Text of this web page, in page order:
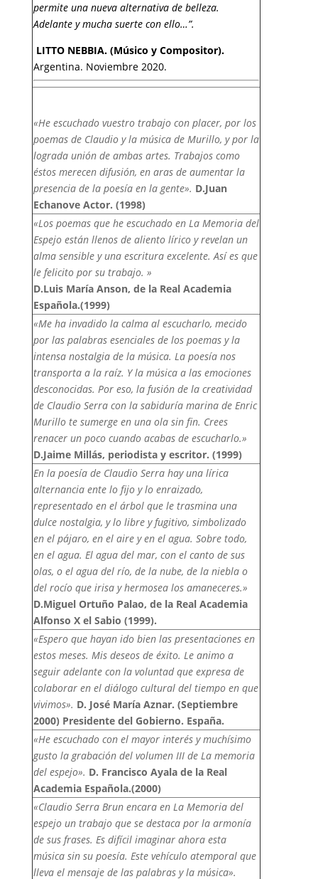
permite una nueva alternativa de belleza.
Adelante y mucha suerte con ello…”.
LITTO NEBBIA. (Músico y Compositor).
Argentina. Noviembre 2020.
«He escuchado vuestro trabajo con placer, por los
poemas de Claudio y la música de Murillo, y por la
lograda unión de ambas artes. Trabajos como
éstos merecen difusión, en aras de aumentar la
presencia de la poesía en la gente». D.Juan
Echanove Actor. (1998)
«Los poemas que he escuchado en La Memoria del
Espejo están llenos de aliento lírico y revelan un
alma sensible y una escritura excelente. Así es que
le felicito por su trabajo. »
D.Luis María Anson, de la Real Academia
Española.(1999)
«Me ha invadido la calma al escucharlo, mecido
por las palabras esenciales de los poemas y la
intensa nostalgia de la música. La poesía nos
transporta a la raíz. Y la música a las emociones
desconocidas. Por eso, la fusión de la creatividad
de Claudio Serra con la sabiduría marina de Enric
Murillo te sumerge en una ola sin fin. Crees
renacer un poco cuando acabas de escucharlo.»
D.Jaime Millás, periodista y escritor. (1999)
En la poesía de Claudio Serra hay una lírica
alternancia ente lo fijo y lo enraizado,
representado en el árbol que le trasmina una
dulce nostalgia, y lo libre y fugitivo, simbolizado
en el pájaro, en el aire y en el agua. Sobre todo,
en el agua. El agua del mar, con el canto de sus
olas, o el agua del río, de la nube, de la niebla o
del rocío que irisa y hermosea los amaneceres.»
D.Miguel Ortuño Palao, de la Real Academia
Alfonso X el Sabio (1999).
«Espero que hayan ido bien las presentaciones en
estos meses. Mis deseos de éxito. Le animo a
seguir adelante con la voluntad que expresa de
colaborar en el diálogo cultural del tiempo en que
vivimos». D. José María Aznar. (Septiembre
2000) Presidente del Gobierno. España.
«He escuchado con el mayor interés y muchísimo
gusto la grabación del volumen III de La memoria
del espejo». D. Francisco Ayala de la Real
Academia Española.(2000)
«Claudio Serra Brun encara en La Memoria del
espejo un trabajo que se destaca por la armonía
de sus frases. Es difícil imaginar ahora esta
música sin su poesía. Este vehículo atemporal que
lleva el mensaje de las palabras y la música».